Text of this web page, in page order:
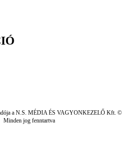
a N.S. MÉDIA ÉS VAGYONKEZELŐ Kft. ©
Minden jog fenntartva